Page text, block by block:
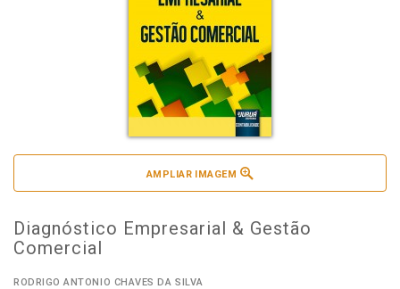
AMPLIAR IMAGEM
Diagnóstico Empresarial & Gestão
Comercial
RODRIGO ANTONIO CHAVES DA SILVA